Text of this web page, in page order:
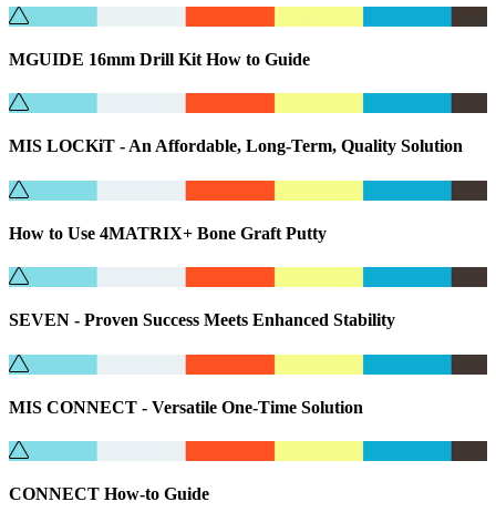
MGUIDE 16mm Drill Kit How to Guide
MIS LOCKiT - An Affordable, Long-Term, Quality Solution
How to Use 4MATRIX+ Bone Graft Putty
SEVEN - Proven Success Meets Enhanced Stability
MIS CONNECT - Versatile One-Time Solution
CONNECT How-to Guide